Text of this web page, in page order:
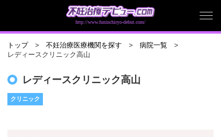
http://www.funinchiryo-debut.com/
トップ 不妊治療医療機関を探す 病院一覧
レディースクリニック高山
レディースクリニック高山
クリニック